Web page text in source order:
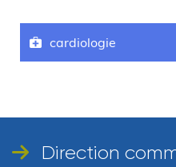
cardiologie
Direction